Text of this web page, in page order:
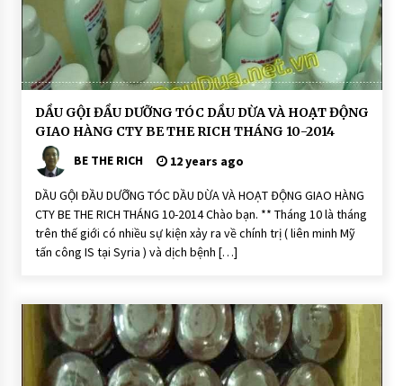
Ộ
N
G
D
ầ
u
G
i
ầ
u
D
ư
ỡ
n
DẦU GỘI ĐẦU DƯỠNG TÓC DẦU DỪA VÀ HOẠT ĐỘNG
GIAO HÀNG CTY BE THE RICH THÁNG 10-2014
BE THE RICH
12 years ago
DẦU GỘI ĐẦU DƯỠNG TÓC DẦU DỪA VÀ HOẠT ĐỘNG GIAO HÀNG
CTY BE THE RICH THÁNG 10-2014 Chào bạn. ** Tháng 10 là tháng
trên thế giới có nhiều sự kiện xảy ra về chính trị ( liên minh Mỹ
tấn công IS tại Syria ) và dịch bệnh […]